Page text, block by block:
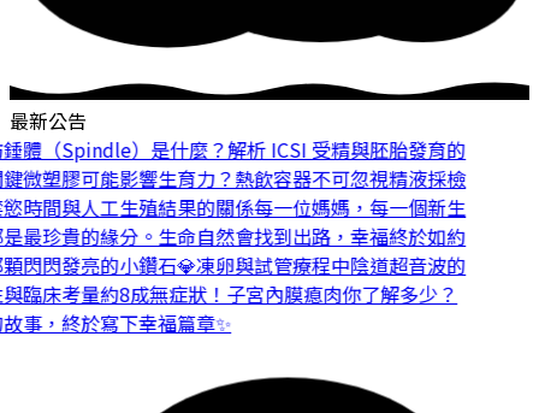
最新公告
體（Spindle）是什麼？解析 ICSI 受精與胚胎發育的
微塑膠可能影響生育力？熱飲容器不可忽視精液採檢
時間與人工生殖結果的關係每一位媽媽，每一個新生
最珍貴的緣分。 生命自然會找到出路，幸福終於如約
閃閃發亮的小鑽石💎凍卵與試管療程中陰道超音波的
臨床考量約8成無症狀！子宮內膜瘜肉你了解多少？
事，終於寫下幸福篇章✨